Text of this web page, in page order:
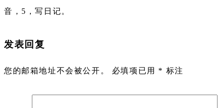
音，5，写日记。
发表回复
您的邮箱地址不会被公开。 必填项已用 * 标注